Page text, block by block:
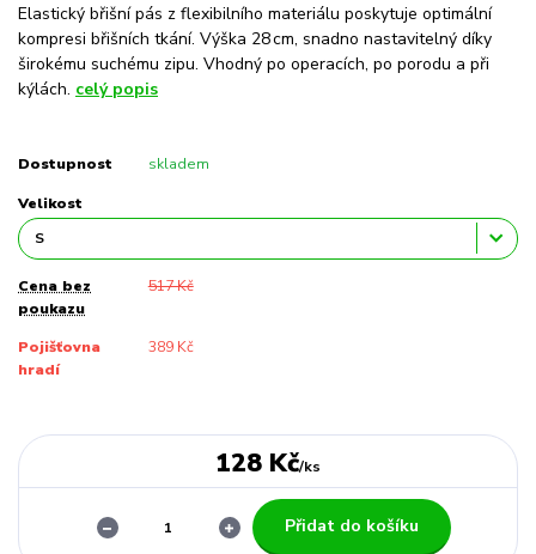
Elastický břišní pás z flexibilního materiálu poskytuje optimální
kompresi břišních tkání. Výška 28 cm, snadno nastavitelný díky
širokému suchému zipu. Vhodný po operacích, po porodu a při
kýlách. celý popis
Dostupnost skladem
Velikost
Cena bez
poukazu
517 Kč
Pojišťovna
hradí
389 Kč
128 Kč/ks
Přidat do košíku